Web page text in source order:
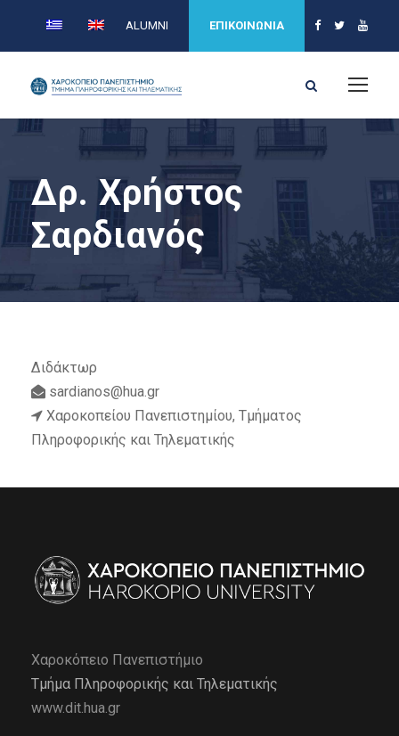
ALUMNI ΕΠΙΚΟΙΝΩΝΙΑ
Δρ. Χρήστος
Σαρδιανός
Διδάκτωρ
sardianos@hua.gr
Χαροκοπείου Πανεπιστημίου, Τμήματος
Πληροφορικής και Τηλεματικής
Χαροκόπειο Πανεπιστήμιο
Τμήμα Πληροφορικής και Τηλεματικής
www.dit.hua.gr